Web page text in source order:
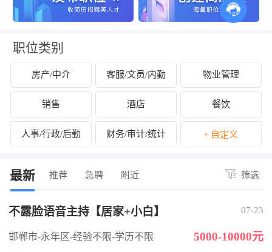
职位类别
房产/中介 客服/文员/内勤 物业管理
销售 酒店 餐饮
人事/行政/后勤 财务/审计/统计 + 自定义
最新 推荐 急聘 附近 筛选
不露脸语音主持【居家+小白】 07-23
邯郸市-永年区-经验不限-学历不限 5000-10000元